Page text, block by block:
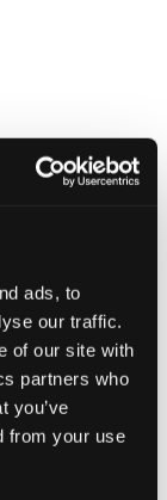
ads, to
our traffic.
of our site with
partners who
you’ve
from your use
Te groot